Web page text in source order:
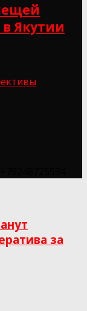
Якутии
за